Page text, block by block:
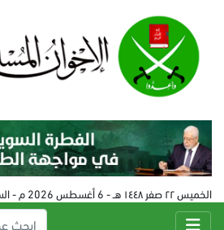
الخميس ٢٢ صفر ١٤٤٨ هـ - 6 أغسطس 2026 م - الساعة 11:24 م